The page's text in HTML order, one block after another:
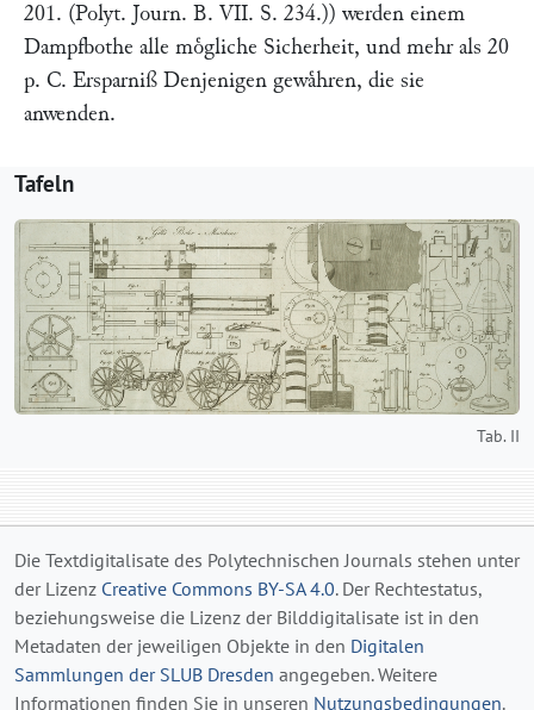
201. (Polyt. Journ. B. VII. S. 234.)) werden einem
Dampfbothe alle moͤgliche Sicherheit, und mehr als 20
p. C. Ersparniß Denjenigen gewaͤhren, die sie
anwenden.
Tafeln
Tab. II
Die Textdigitalisate des Polytechnischen Journals stehen unter
der Lizenz Creative Commons BY-SA 4.0. Der Rechtestatus,
beziehungsweise die Lizenz der Bilddigitalisate ist in den
Metadaten der jeweiligen Objekte in den Digitalen
Sammlungen der SLUB Dresden angegeben. Weitere
Informationen finden Sie in unseren Nutzungsbedingungen.